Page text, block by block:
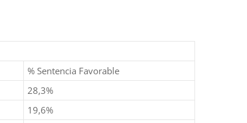
% Sentencia Favorable
28,3%
19,6%